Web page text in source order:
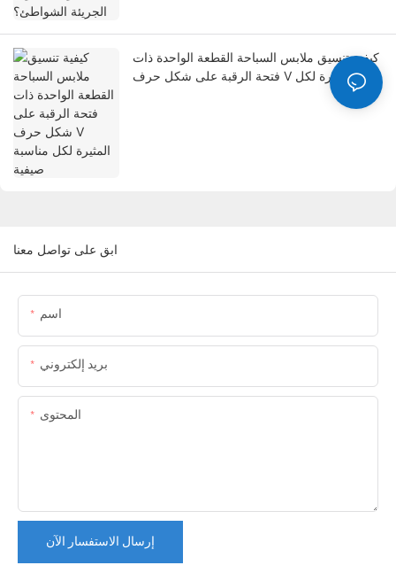
كيفية تنسيق ملابس السباحة القطعة الواحدة ذات
فتحة الرقبة على شكل حرف V المثيرة لكل
ابق على تواصل معنا
اسم
بريد إلكتروني
المحتوى
إرسال الاستفسار الآن